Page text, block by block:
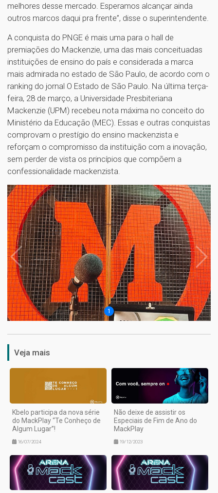
melhores desse mercado. Esperamos alcançar ainda
outros marcos daqui pra frente”, disse o superintendente.
A conquista do PNGE é mais uma para o hall de
premiações do Mackenzie, uma das mais conceituadas
instituições de ensino do país e considerada a marca
mais admirada no estado de São Paulo, de acordo com o
ranking do jornal O Estado de São Paulo. Na última terça-
feira, 28 de março, a Universidade Presbiteriana
Mackenzie (UPM) recebeu nota máxima no conceito do
Ministério da Educação (MEC). Essas e outras conquistas
comprovam o prestígio do ensino mackenzista e
reforçam o compromisso da instituição com a inovação,
sem perder de vista os princípios que compõem a
confessionalidade mackenzista.
1
Veja mais
Kbelo participa da nova série
do MackPlay “Te Conheço de
Algum Lugar”!
16/07/2024
Não deixe de assistir os
Especiais de Fim de Ano do
MackPlay
19/12/2023